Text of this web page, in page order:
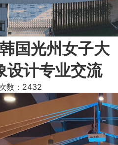
国光州女子大
设计专业交流
数：2432